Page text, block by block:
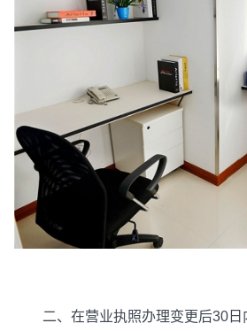
二、在营业执照办理变更后30日